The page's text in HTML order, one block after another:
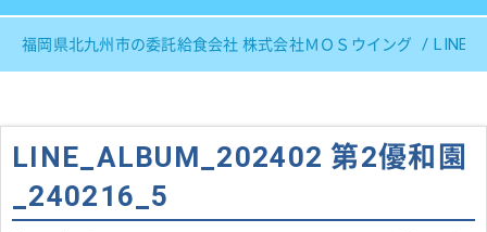
福岡県北九州市の委託給食会社 株式会社ＭＯＳウイング
LINE_ALBUM_202402 第2優和園
_240216_5